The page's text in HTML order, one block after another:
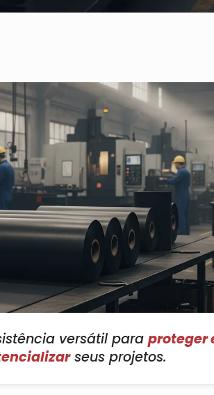
versátil para proteger
seus projetos.